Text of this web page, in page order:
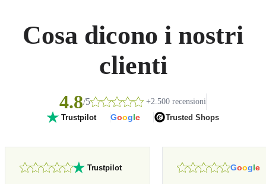
Cosa dicono i nostri
clienti
4.8/5 +2.500 recensioni
Trustpilot Google Trusted Shops
Trustpilot Google